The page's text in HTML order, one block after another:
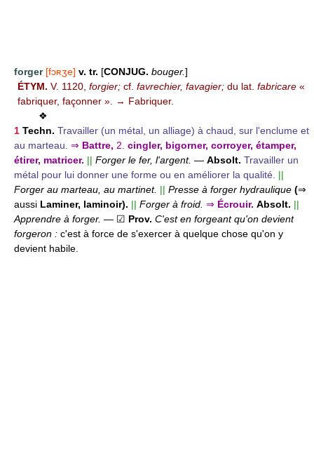
forger [fɔʀʒe] v. tr. [CONJUG. bouger.]
ÉTYM. V. 1120, forgier; cf. favrechier, favagier; du lat. fabricare «
fabriquer, façonner ». → Fabriquer.
❖
1 Techn. Travailler (un métal, un alliage) à chaud, sur l'enclume et
au marteau. ⇒ Battre, 2. cingler, bigorner, corroyer, étamper,
étirer, matricer. || Forger le fer, l'argent. — Absolt. Travailler un
métal pour lui donner une forme ou en améliorer la qualité. ||
Forger au marteau, au martinet. || Presse à forger hydraulique (⇒
aussi Laminer, laminoir). || Forger à froid. ⇒ Écrouir. Absolt. ||
Apprendre à forger. — ☑ Prov. C'est en forgeant qu'on devient
forgeron : c'est à force de s'exercer à quelque chose qu'on y
devient habile.